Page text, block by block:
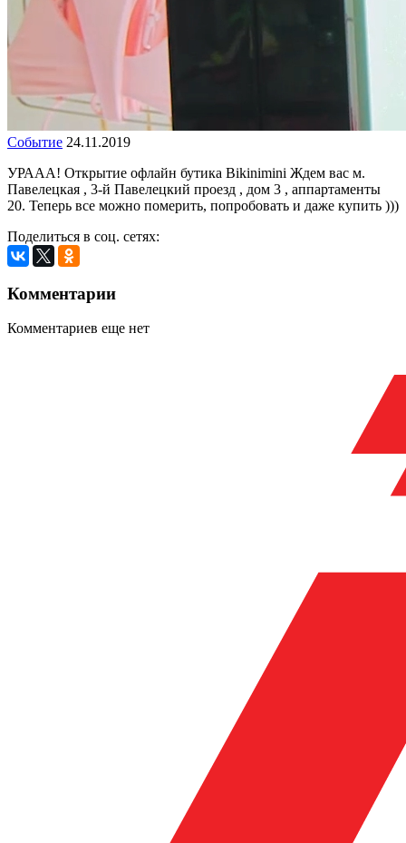
Событие 24.11.2019
УРААА! Открытие офлайн бутика Bikinimini Ждем вас м.
Павелецкая , 3-й Павелецкий проезд , дом 3 , аппартаменты
20. Теперь все можно померить, попробовать и даже купить )))
Поделиться в соц. сетях:
Комментарии
Комментариев еще нет